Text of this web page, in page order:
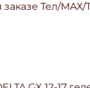
Тел/МАХ/